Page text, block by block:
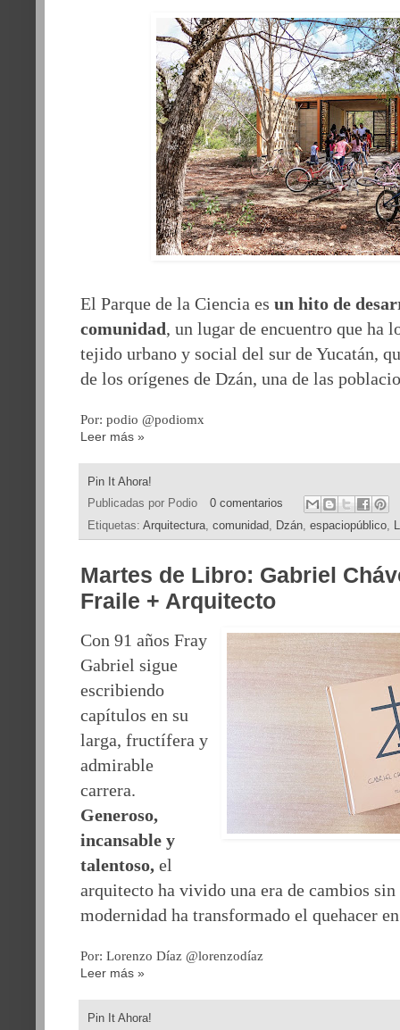
El Parque de la Ciencia es un hito de
comunidad, un lugar de encuentro que ha
tejido urbano y social del sur de Yucatán,
de los orígenes de Dzán, una de las
Por: podio @podiomx
Leer más »
Pin It Ahora!
Publicadas por Podio
0 comentarios
Etiquetas: Arquitectura, comunidad, Dzán, espaciopúblico,
Martes de Libro: Gabriel
Fraile + Arquitecto
Con 91 años Fray
Gabriel sigue
escribiendo
capítulos en su
larga, fructífera y
admirable
carrera.
Generoso,
incansable y
talentoso, el
arquitecto ha vivido una era de cambios sin
modernidad ha transformado el quehacer
Por: Lorenzo Díaz @lorenzodíaz
Leer más »
Pin It Ahora!